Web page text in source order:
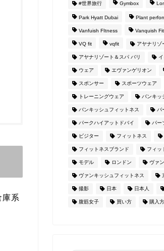
庫系
#世界旅行 Gymbox
Park Hyatt Dubai Plant
Vanfuish FItness Vanquish
VQ fit vqfit アヤナリゾ
アヤナリゾート＆スパ バリ
ウェア エヴァンゲリオン
スポンサー スポーツウェア
トレーニングウェア バンキッ
バンキッシュフィットネス パ
パークハイアットドバイ パー
ビジター フィットネス
フィットネスブランド フィッ
モデル ロンドン ヴァ
ヴァンキッシュフィットネス
撮影 日本 日本人
腹筋女子 買い方 購入